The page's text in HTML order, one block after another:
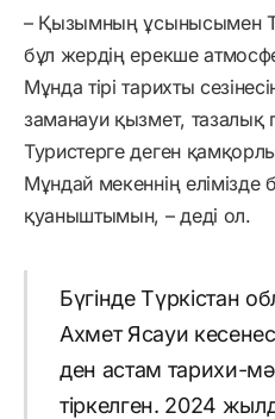
– Қызымның ұсынысымен
бұл жердің ерекше
Мұнда тірі тарихты
заманауи қызмет,
Туристерге деген
Мұндай мекеннің елімізде
қуаныштымын, – деді ол.
Бүгінде Түркістан
Ахмет Ясауи
ден астам тарихи-
тіркелген. 2024